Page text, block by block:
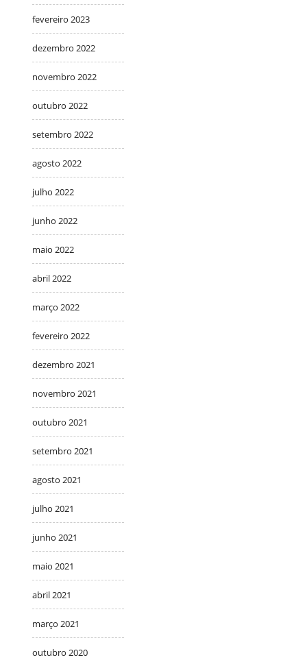
fevereiro 2023
dezembro 2022
novembro 2022
outubro 2022
setembro 2022
agosto 2022
julho 2022
junho 2022
maio 2022
abril 2022
março 2022
fevereiro 2022
dezembro 2021
novembro 2021
outubro 2021
setembro 2021
agosto 2021
julho 2021
junho 2021
maio 2021
abril 2021
março 2021
outubro 2020